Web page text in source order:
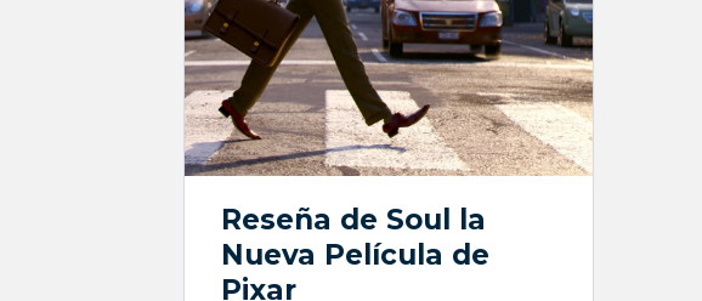
Reseña de Soul la
Nueva Película de
Pixar